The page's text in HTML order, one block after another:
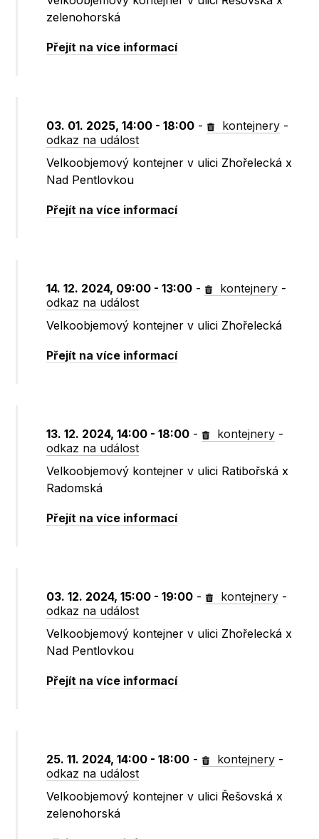
zelenohorská
Přejít na více informací
03. 01. 2025, 14:00 - 18:00 - kontejnery -
odkaz na událost
Velkoobjemový kontejner v ulici Zhořelecká x
Nad Pentlovkou
Přejít na více informací
14. 12. 2024, 09:00 - 13:00 - kontejnery -
odkaz na událost
Velkoobjemový kontejner v ulici Zhořelecká
Přejít na více informací
13. 12. 2024, 14:00 - 18:00 - kontejnery -
odkaz na událost
Velkoobjemový kontejner v ulici Ratibořská x
Radomská
Přejít na více informací
03. 12. 2024, 15:00 - 19:00 - kontejnery -
odkaz na událost
Velkoobjemový kontejner v ulici Zhořelecká x
Nad Pentlovkou
Přejít na více informací
25. 11. 2024, 14:00 - 18:00 - kontejnery -
odkaz na událost
Velkoobjemový kontejner v ulici Řešovská x
zelenohorská